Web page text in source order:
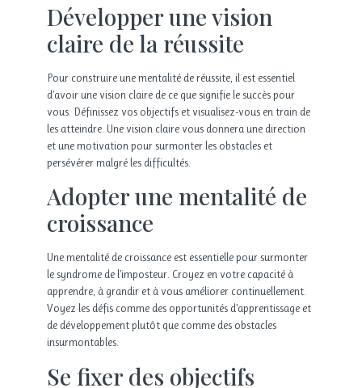
Développer une vision
claire de la réussite
Pour construire une mentalité de réussite, il est essentiel
d’avoir une vision claire de ce que signifie le succès pour
vous. Définissez vos objectifs et visualisez-vous en train de
les atteindre. Une vision claire vous donnera une direction
et une motivation pour surmonter les obstacles et
persévérer malgré les difficultés.
Adopter une mentalité de
croissance
Une mentalité de croissance est essentielle pour surmonter
le syndrome de l’imposteur. Croyez en votre capacité à
apprendre, à grandir et à vous améliorer continuellement.
Voyez les défis comme des opportunités d’apprentissage et
de développement plutôt que comme des obstacles
insurmontables.
Se fixer des objectifs